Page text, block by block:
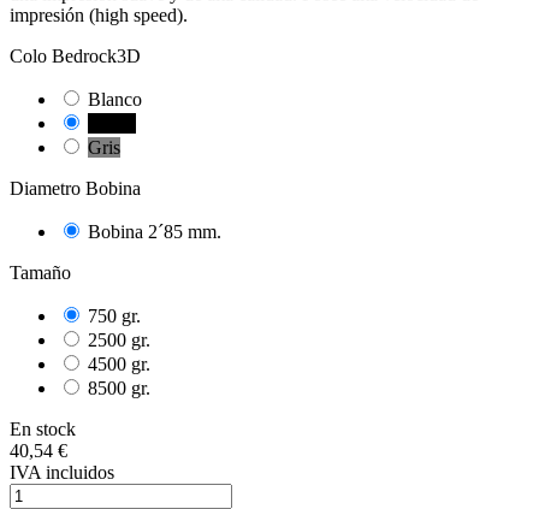
impresión (high speed).
Colo Bedrock3D
Blanco
Gris
Diametro Bobina
Bobina 2´85 mm.
Tamaño
750 gr.
2500 gr.
4500 gr.
8500 gr.
En stock
40,54 €
IVA incluidos